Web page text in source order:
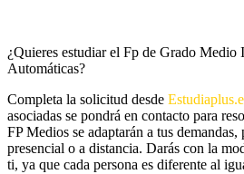
¿Quieres estudiar el Fp de Grado Medio
Automáticas?
Completa la solicitud desde
asociadas se pondrá en contacto para
FP Medios se adaptarán a tus
presencial o a distancia. Darás con la
ti, ya que cada persona es diferente al